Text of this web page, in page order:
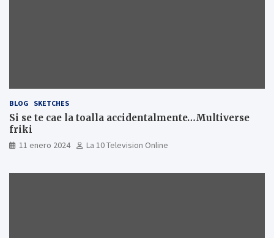
BLOG SKETCHES
Si se te cae la toalla accidentalmente…Multiverse
friki
11 enero 2024 La 10 Television Online